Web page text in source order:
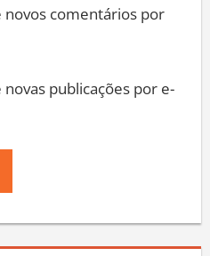
comentários por
publicações por e-